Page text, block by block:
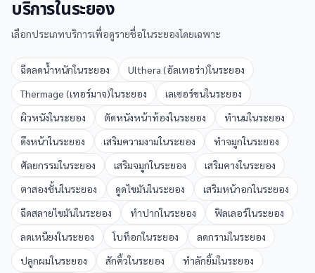
บริการในระยอง
เลือกประเภทบริการเพื่อดูรายชื่อในระยองโดยเฉพาะ
ฉีดลดน้ำหนักในระยอง Ulthera (อัลเทอร่า)ในระยอง
Thermage (เทอร์มาจ)ในระยอง เลเซอร์ขนในระยอง
ผิวหนังในระยอง ตัดหนังหน้าท้องในระยอง ทำนมในระยอง
ดึงหน้าในระยอง เสริมความงามในระยอง ทำจมูกในระยอง
ศัลยกรรมในระยอง เสริมจมูกในระยอง เสริมคางในระยอง
ตาสองชั้นในระยอง ดูดไขมันในระยอง เสริมหน้าอกในระยอง
ฉีดสลายไขมันในระยอง ทำปากในระยอง ฟิลเลอร์ในระยอง
ลดเหนียงในระยอง โบท็อกในระยอง ลดกรามในระยอง
ปลูกผมในระยอง สักคิ้วในระยอง ทำลักยิ้มในระยอง